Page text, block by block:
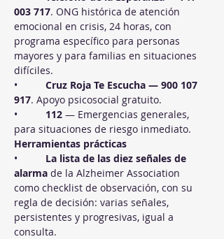
003 717. ONG histórica de atención
emocional en crisis, 24 horas, con
programa específico para personas
mayores y para familias en situaciones
difíciles.
• Cruz Roja Te Escucha — 900 107
917. Apoyo psicosocial gratuito.
• 112 — Emergencias generales,
para situaciones de riesgo inmediato.
Herramientas prácticas
• La lista de las diez señales de
alarma de la Alzheimer Association
como checklist de observación, con su
regla de decisión: varias señales,
persistentes y progresivas, igual a
consulta.